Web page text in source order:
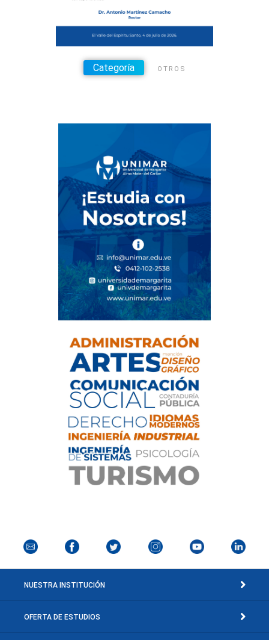
Categoría OTROS
NUESTRA INSTITUCIÓN
OFERTA DE ESTUDIOS